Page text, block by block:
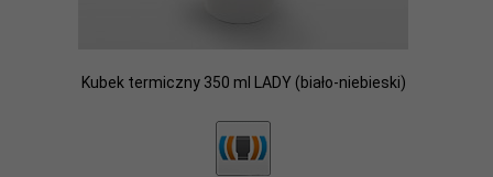
Kubek termiczny 350 ml LADY (biało-niebieski)